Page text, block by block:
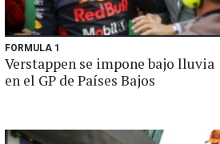
FORMULA 1
Verstappen se impone bajo lluvia
en el GP de Países Bajos